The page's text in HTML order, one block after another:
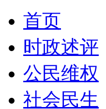
首页
时政述评
公民维权
社会民生